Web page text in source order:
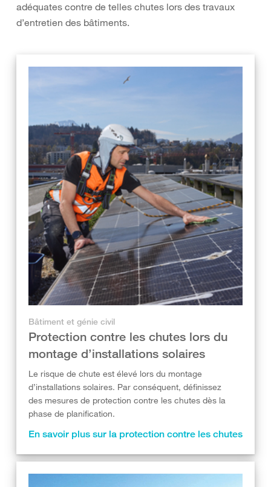
adéquates contre de telles chutes lors des travaux
d’entretien des bâtiments.
Bâtiment et génie civil
Protection contre les chutes lors du
montage d’installations solaires
Le risque de chute est élevé lors du montage
d’installations solaires. Par conséquent, définissez
des mesures de protection contre les chutes dès la
phase de planification.
En savoir plus sur la protection contre les chutes